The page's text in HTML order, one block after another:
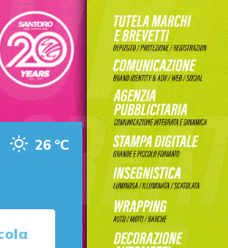
26 °C